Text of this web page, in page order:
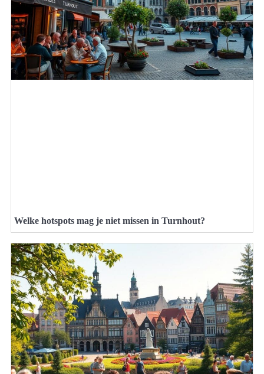
Welke hotspots mag je niet missen in Turnhout?